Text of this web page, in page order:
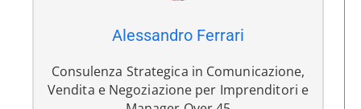
Alessandro Ferrari
Consulenza Strategica in Comunicazione,
Vendita e Negoziazione per Imprenditori e